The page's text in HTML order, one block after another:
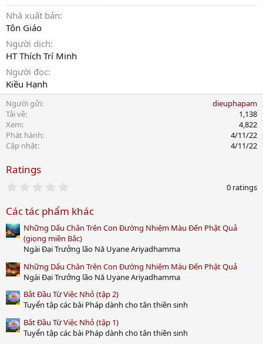
Nhà xuất bản
Tôn Giáo
Người dịch
HT Thích Trí Minh
Người đọc
Kiều Hạnh
Người gửi
dieuphapam
Tải về
1,138
Xem
4,822
Phát hành
4/11/22
Cập nhật
4/11/22
Ratings
0
t
a
r
(
s
)
0 ratings
Các tác phẩm khác
Những Dấu Chân Trên Con Đường Nhiệm Màu Đến Phật Quả
(giọng miền Bắc)
Ngài Đại Trưởng lão Nā Uyane Ariyadhamma
Những Dấu Chân Trên Con Đường Nhiệm Màu Đến Phật Quả
Ngài Đại Trưởng lão Nā Uyane Ariyadhamma
Bắt Đầu Từ Việc Nhỏ (tập 2)
Tuyển tập các bài Pháp dành cho tân thiền sinh
Bắt Đầu Từ Việc Nhỏ (tập 1)
Tuyển tập các bài Pháp dành cho tân thiền sinh